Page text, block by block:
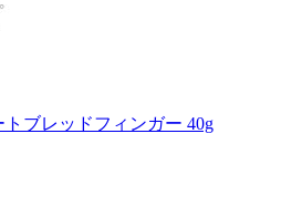
ブレッドフィンガー 40g